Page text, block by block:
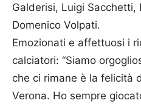
Galderisi, Luigi Sacchetti,
Domenico Volpati.
Emozionati e affettuosi i
calciatori: “Siamo
che ci rimane è la felicità
Verona. Ho sempre